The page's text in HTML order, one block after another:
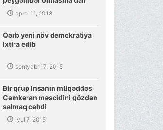
sübutlar
aprel 11, 2018
Qərb yeni növ demokratiya
ixtira edib
sentyabr 17, 2015
Bir qrup insanın müqəddəs
Cəmkəran məscidini gözdən
salmaq cəhdi
iyul 7, 2015